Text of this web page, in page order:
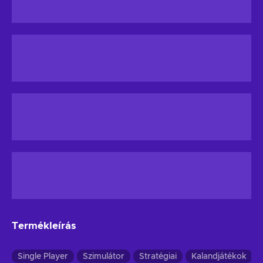
Termékleírás
Single Player Szimulátor Stratégiai Kalandjátékok